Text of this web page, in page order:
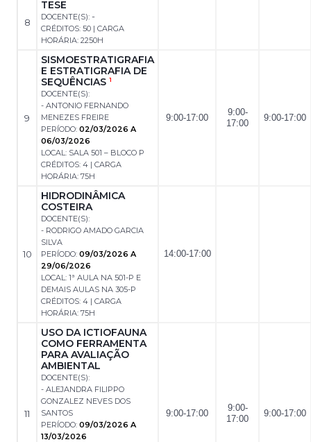
8
TESE
DOCENTE(S): -
CRÉDITOS: 50 | CARGA
HORÁRIA: 2250H
9
SISMOESTRATIGRAFIA
E ESTRATIGRAFIA DE
SEQUÊNCIAS 1
DOCENTE(S):
- ANTONIO FERNANDO
MENEZES FREIRE
PERÍODO: 02/03/2026 A
06/03/2026
LOCAL: SALA 501 – BLOCO P
CRÉDITOS: 4 | CARGA
HORÁRIA: 75H
9:00-17:00
9:00-
17:00
9:00-17:00
10
HIDRODINÂMICA
COSTEIRA
DOCENTE(S):
- RODRIGO AMADO GARCIA
SILVA
PERÍODO: 09/03/2026 A
29/06/2026
LOCAL: 1ª AULA NA 501-P E
DEMAIS AULAS NA 305-P
CRÉDITOS: 4 | CARGA
HORÁRIA: 75H
14:00-17:00
11
USO DA ICTIOFAUNA
COMO FERRAMENTA
PARA AVALIAÇÃO
AMBIENTAL
DOCENTE(S):
- ALEJANDRA FILIPPO
GONZALEZ NEVES DOS
SANTOS
PERÍODO: 09/03/2026 A
13/03/2026
9:00-17:00
9:00-
17:00
9:00-17:00